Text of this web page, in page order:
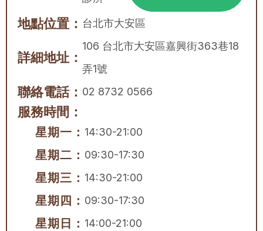
地點位置： 台北市大安區
詳細地址：
106 台北市大安區嘉興街363巷18
弄1號
聯絡電話： 02 8732 0566
服務時間：
星期一： 14:30-21:00
星期二： 09:30-17:30
星期三： 14:30-21:00
星期四： 09:30-17:30
星期日： 14:00-21:00